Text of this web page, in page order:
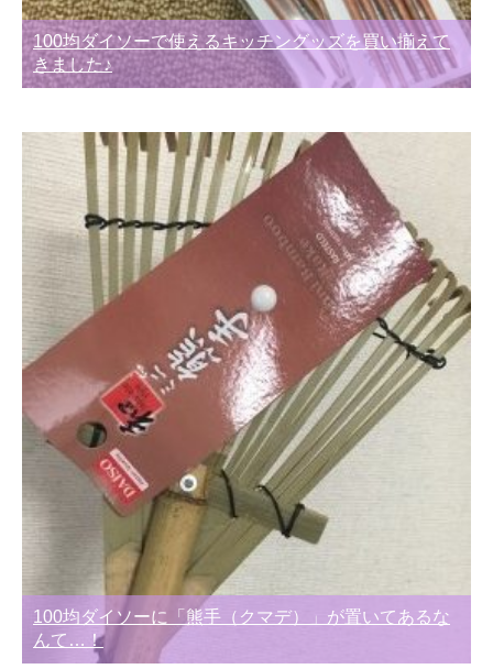
100均ダイソーで使えるキッチングッズを買い揃えて
きました♪
100均ダイソーに「熊手（クマデ）」が置いてあるな
んて…！